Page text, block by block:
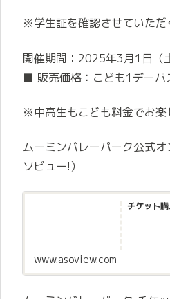
※学生証を確認させていただ
開催期間：2025年3月1日（
■ 販売価格：こども1デーパ
※中高生もこども料金でお楽
ムーミンバレーパーク公式
ソビュー!）
チケット
www.asoview.com